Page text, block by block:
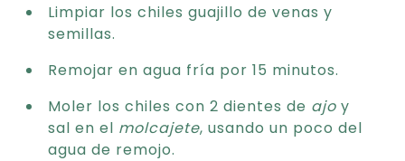
Limpiar los chiles guajillo de venas y
semillas.
Remojar en agua fría por 15 minutos.
Moler los chiles con 2 dientes de ajo y
sal en el molcajete, usando un poco del
agua de remojo.